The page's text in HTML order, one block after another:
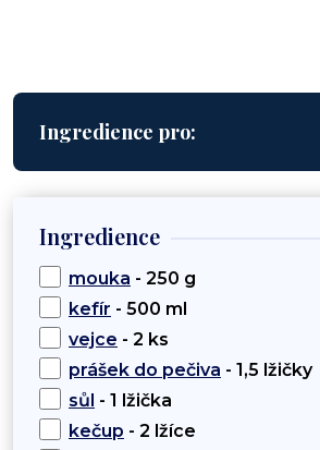
Ingredience pro:
Ingredience
mouka - 250 g
kefír - 500 ml
vejce - 2 ks
prášek do pečiva - 1,5 lžičky
sůl - 1 lžička
kečup - 2 lžíce